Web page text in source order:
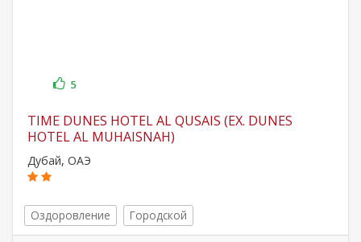
5
TIME DUNES HOTEL AL QUSAIS (EX. DUNES
HOTEL AL MUHAISNAH)
Дубай, ОАЭ
Оздоровление Городской